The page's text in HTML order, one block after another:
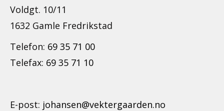
Voldgt. 10/11
1632 Gamle Fredrikstad
Telefon: 69 35 71 00
Telefax: 69 35 71 10
E-post: johansen@vektergaarden.no